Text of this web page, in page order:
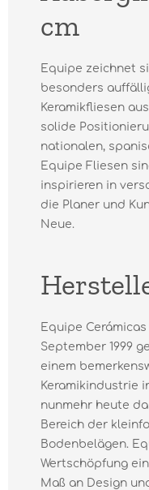
cm
Equipe zeichnet
besonders
Keramikfliesen
solide
nationalen,
Equipe Fliesen
inspirieren in
die Planer und
Neue.
Equipe Cerámicas
September 1999
einem
Keramikindustrie
nunmehr heute
Bereich der
Bodenbelägen.
Wertschöpfung
Maß an Design